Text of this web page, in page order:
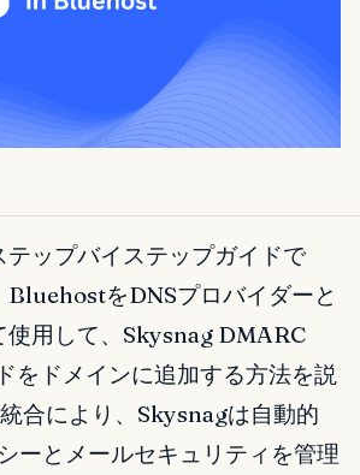
テップバイステップガイドで
BluehostをDNSプロバイダーと
使用して、Skysnag DMARC
をドメインに追加する方法を説
合により、Skysnagは自動的
ーとメールセキュリティを管理